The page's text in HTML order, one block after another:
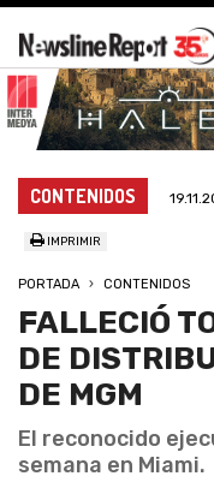
CONTENIDOS
IMPRIMIR
PORTADA CONTENIDOS
FALLECIÓ
DE
DE MGM
El reconocido
semana en Miami.